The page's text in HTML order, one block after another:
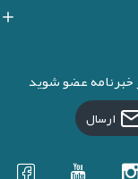
خبرنامه عضو شوید
ارسال